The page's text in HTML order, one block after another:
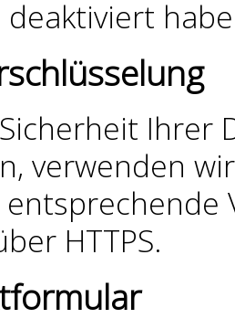
deaktiviert
Ihrer
verwenden
HTTPS.